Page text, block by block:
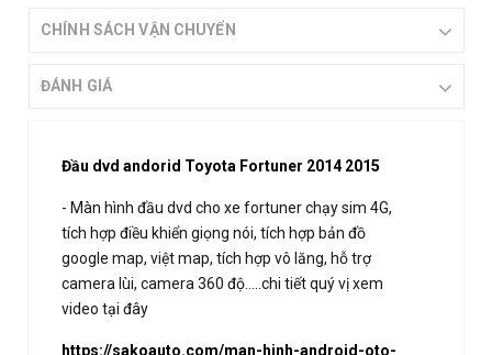
CHÍNH SÁCH VẬN CHUYỂN
ĐÁNH GIÁ
Đầu dvd andorid Toyota Fortuner 2014 2015
- Màn hình đầu dvd cho xe fortuner chạy sim 4G,
tích hợp điều khiển giọng nói, tích hợp bản đồ
google map, việt map, tích hợp vô lăng, hỗ trợ
camera lùi, camera 360 độ.....chi tiết quý vị xem
video tại đây
https://sakoauto.com/man-hinh-android-oto-